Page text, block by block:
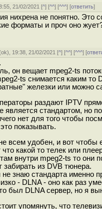
21/02/2021 [^] [^^] [^^^] [ответить]
нихрена не понятно.
форматы и проч оно
ok), 19:38, 21/02/2021 [^] [^^] [^^^] [
он вещает mpeg2-ts
ts снимается каким то
железки или можно
раздают IPTV
является стандартом, но
нет для того чтобы
показывать.
всем удобен, и вот чтобы
какой то телек или
внутри mpeg2-ts то они
забирать из DVB тюнера.
знаю стандарта именно
- DLNA - оно как раз
был DLNA сервер, но я
упомянуть, что